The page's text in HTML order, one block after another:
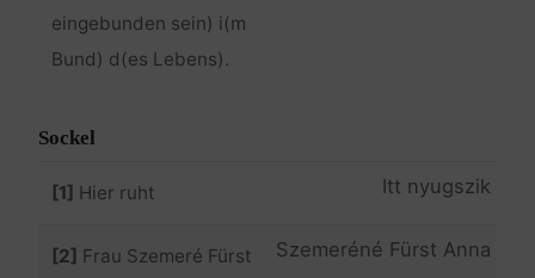
eingebunden sein) i(m
Bund) d(es Lebens).
Sockel
[1] Hier ruht Itt nyugszik
[2] Frau Szemeré Fürst
Szemeréné Fürst Anna